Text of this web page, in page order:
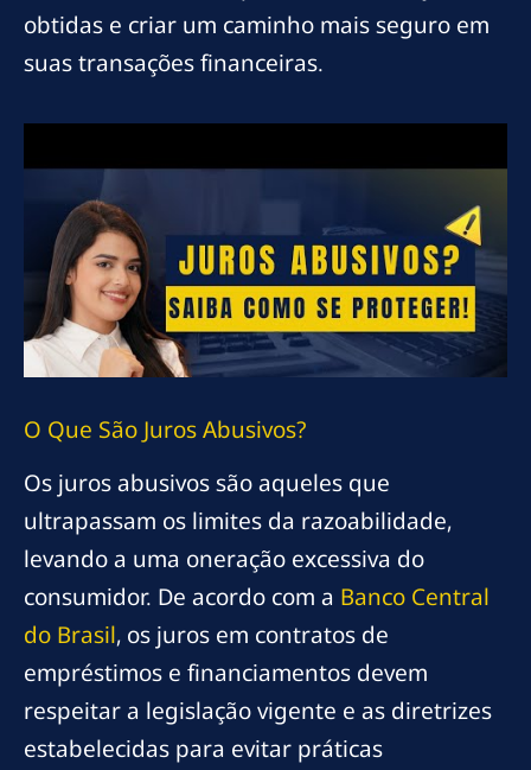
obtidas e criar um caminho mais seguro em
suas transações financeiras.
O Que São Juros Abusivos?
Os juros abusivos são aqueles que
ultrapassam os limites da razoabilidade,
levando a uma oneração excessiva do
consumidor. De acordo com a Banco Central
do Brasil, os juros em contratos de
empréstimos e financiamentos devem
respeitar a legislação vigente e as diretrizes
estabelecidas para evitar práticas